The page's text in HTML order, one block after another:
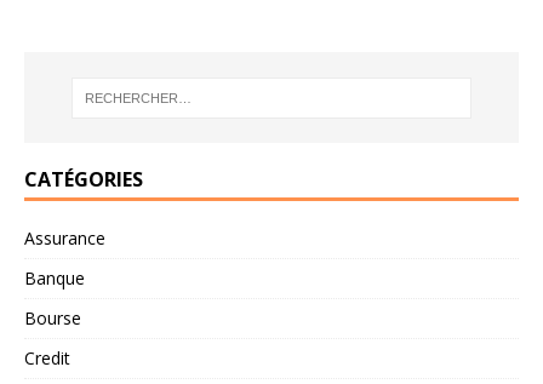
CATÉGORIES
Assurance
Banque
Bourse
Credit